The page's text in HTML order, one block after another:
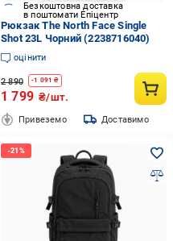
Безкоштовна доставка
в поштомати Епіцентр
Рюкзак The North Face Single
Shot 23L Чорний (2238716040)
оцінити
2 890 -1 091 ₴
1 799 ₴/шт.
Привеземо Доставимо